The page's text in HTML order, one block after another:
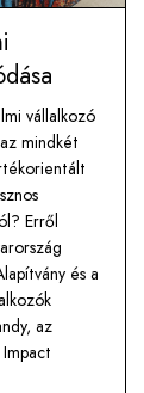
vállalkozó
mindkét
Erről
és a
az